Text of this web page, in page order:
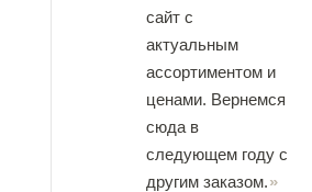
сайт с
актуальным
ассортиментом и
ценами. Вернемся
сюда в
следующем году с
другим заказом.